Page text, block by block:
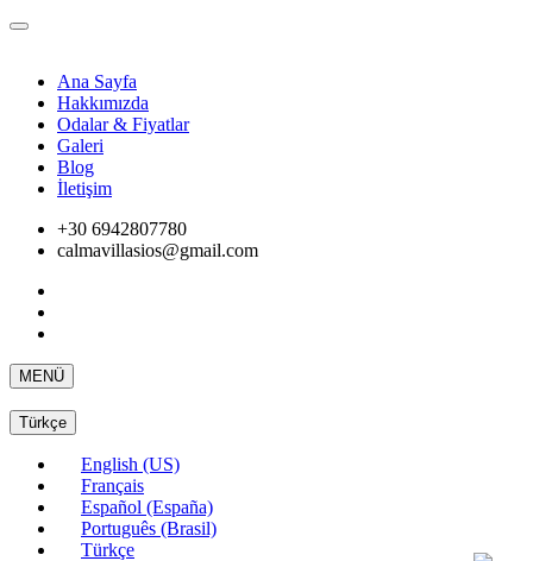
Ana Sayfa
Hakkımızda
Odalar & Fiyatlar
Galeri
Blog
İletişim
+30 6942807780
calmavillasios@gmail.com
MENÜ
Türkçe
English (US)
Français
Español (España)
Português (Brasil)
Türkçe